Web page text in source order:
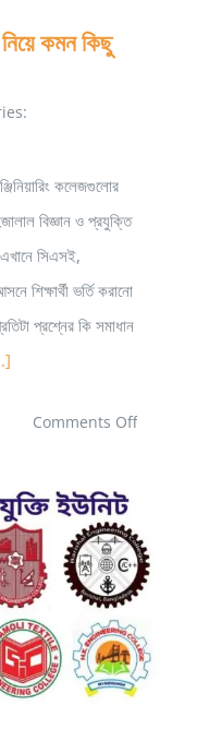
নিয়ে কমন কিছু
কলেজগুলোর
বিজ্ঞান ও প্রযুক্তি
এখানে সিএসই,
শিক্ষার্থী ভর্তি করানো
প্রশ্নের কি সমাধান
Comments Offon
ভর্তি
নিয়ে
কিছু
প্রশ্নের
২০২২-২৩